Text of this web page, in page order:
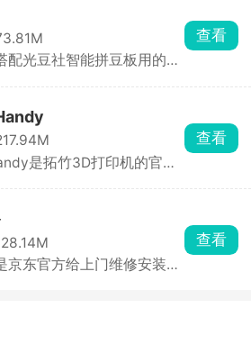
手表上。丰富的游戏、软件
源，满足用户的各种生活和
绝佳的应用免费下载体验。
配光豆社智能拼豆板用的配
键转成拼豆图纸。选好颜色
板对应位置直接亮灯，照着
就行，不用对照图纸一点点
杂多色大图制作速度直接翻
查看
是拓竹3D打印机的官方
束后自动生成15s缩时短
保存到相册。同一账号可绑
机，实时查看剩余耗材、打
印完成、耗材耗尽、温度异
查看
京东官方给上门维修安装师
脸识别和定位防作弊。能推
成，还能在线培训考试，是
查看